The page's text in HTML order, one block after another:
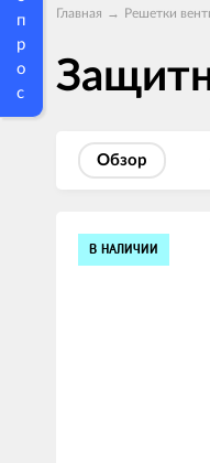
п
р
о
с
Главная → Решетки
Обзор
товаров
В НАЛИЧИИ